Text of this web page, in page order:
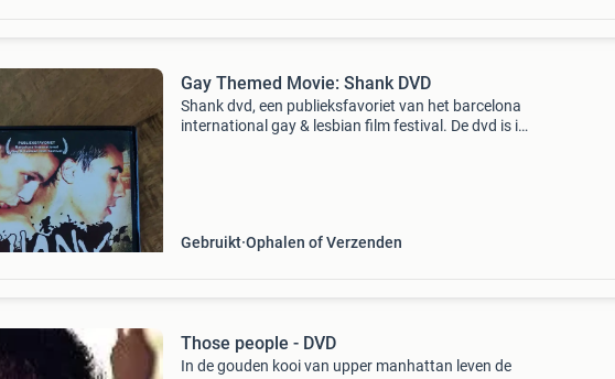
Gay Themed Movie: Shank DVD
Shank dvd, een publieksfavoriet van het barcelona
international gay & lesbian film festival. De dvd is in
Gebruikt Ophalen of Verzenden
Those people - DVD
In de gouden kooi van upper manhattan leven de